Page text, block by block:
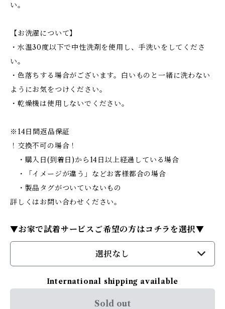
い。
【お洗濯について】
・水温30度以下で中性洗剤を使用し、手洗いをしてくださ
い。
・色落ちする場合がございます。白いものと一緒に洗わない
ようにお気をつけください。
・乾燥機は使用しないでください。
※14日間返品保証
！交換不可の場合！
・購入日(到着日)から14日以上経過している場合
・「イメージが違う」などお客様都合の場合
・製品タグがついていないもの
詳しくはお問い合わせください。
▼お家で試着サービスご希望の方はコチラを選択▼
選択なし
International shipping available
Sold out